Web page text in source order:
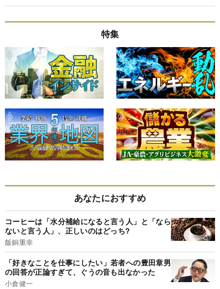
特集
あなたにおすすめ
コーヒーは「水分補給になると言う人」と「なら
ないと言う人」、正しいのはどっち?
飯銅重幸
「好きなことを仕事にしたい」若者への豊田章男
の回答が正論すぎて、ぐうの音も出なかった
小倉健一